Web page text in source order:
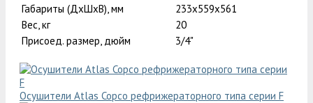
Габариты (ДxШxВ), мм
233x559x561
Вес, кг
20
Присоед. размер, дюйм
3/4"
Осушители Atlas Copco рефрижераторного типа серии F